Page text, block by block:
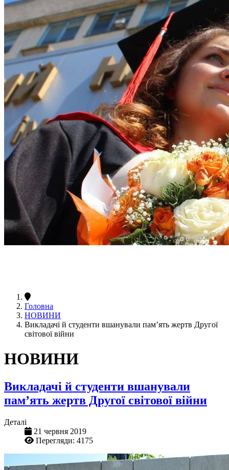
Головна
НОВИНИ
Викладачі й студенти вшанували памʼять жертв Другої
світової війни
НОВИНИ
Викладачі й студенти вшанували
памʼять жертв Другої світової війни
Деталі
21 червня 2019
Перегляди: 4175